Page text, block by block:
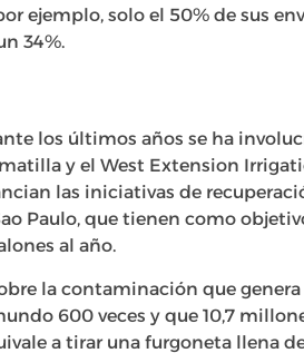
ejemplo, solo el 50% de sus
34%.
los últimos años se ha
y el West Extension
las iniciativas de
Paulo, que tienen como
al año.
la contaminación que
600 veces y que 10,7
a tirar una furgoneta llena